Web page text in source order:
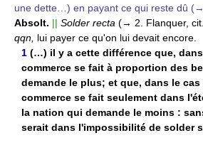
une dette…) en payant ce qui reste dû (→
Absolt. || Solder recta (→ 2. Flanquer, cit.
qqn, lui payer ce qu'on lui devait encore.
1 (…) il y a cette différence que,
commerce se fait à proportion des
demande le plus; et que, dans le
commerce se fait seulement dans
la nation qui demande le moins :
serait dans l'impossibilité de solder